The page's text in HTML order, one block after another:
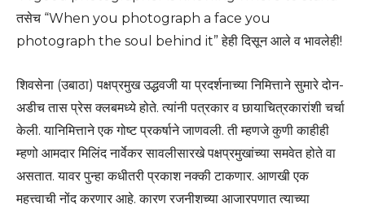
तसेच “When you photograph a face you
photograph the soul behind it” हेही दिसून आले व भावलेही!
शिवसेना (उबाठा) पक्षप्रमुख उद्धवजी या प्रदर्शनाच्या निमित्ताने सुमारे दोन-
अडीच तास प्रेस क्लबमध्ये होते. त्यांनी पत्रकार व छायाचित्रकारांशी चर्चा
केली. यानिमित्ताने एक गोष्ट प्रकर्षाने जाणवली. ती म्हणजे कुणी काहीही
म्हणो आमदार मिलिंद नार्वेकर सावलीसारखे पक्षप्रमुखांच्या समवेत होते वा
असतात. यावर पुन्हा कधीतरी प्रकाश नक्की टाकणार. आणखी एक
महत्त्वाची नोंद करणार आहे. कारण रजनीशच्या आजारपणात त्याच्या